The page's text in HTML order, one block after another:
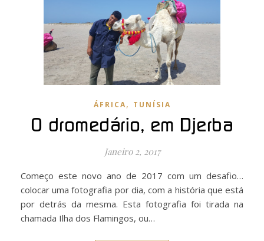
ÁFRICA, TUNÍSIA
O dromedário, em Djerba
Janeiro 2, 2017
Começo este novo ano de 2017 com um desafio…
colocar uma fotografia por dia, com a história que está
por detrás da mesma. Esta fotografia foi tirada na
chamada Ilha dos Flamingos, ou…